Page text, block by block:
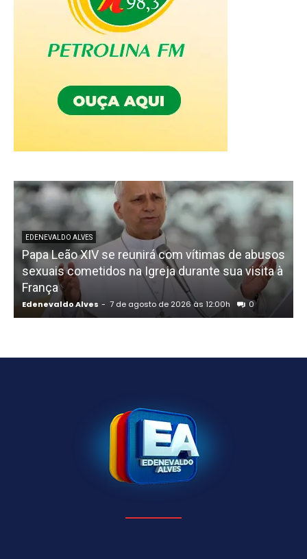
EDENEVALDO ALVES
Papa Leão XIV se reunirá com vítimas de abusos
sexuais cometidos na Igreja durante sua visita à
França
Edenevaldo Alves - 7 de agosto de 2026 às 12:00h 0